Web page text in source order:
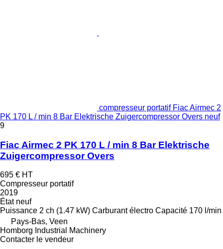
compresseur portatif Fiac Airmec 2
PK 170 L / min 8 Bar Elektrische Zuigercompressor Overs neuf
9
Fiac Airmec 2 PK 170 L / min 8 Bar Elektrische
Zuigercompressor Overs
695 € HT
Compresseur portatif
2019
Étatneuf
Puissance 2 ch (1.47 kW) Carburant électro Capacité 170 l/min
Pays-Bas, Veen
Homborg Industrial Machinery
Contacter le vendeur